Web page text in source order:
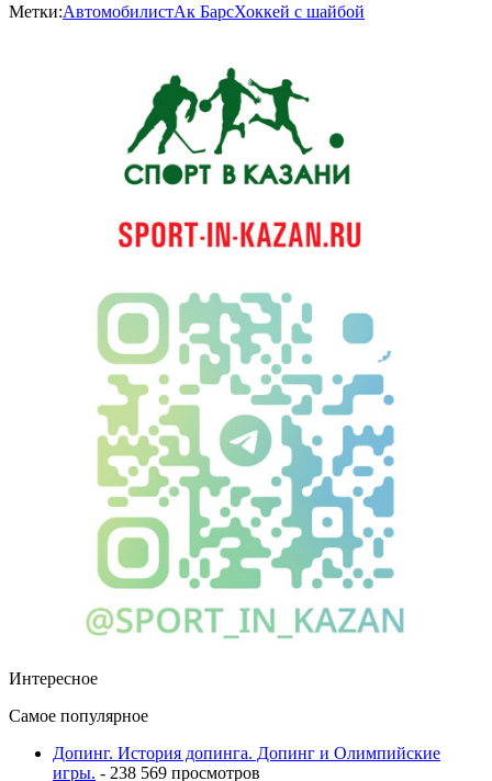
Метки:АвтомобилистАк БарсХоккей с шайбой
Интересное
Самое популярное
Допинг. История допинга. Допинг и Олимпийские
игры. - 238 569 просмотров